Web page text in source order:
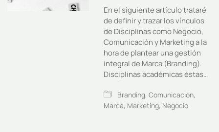
En el siguiente artículo trataré
de definir y trazar los vínculos
de Disciplinas como Negocio,
Comunicación y Marketing a la
hora de plantear una gestión
integral de Marca (Branding).
Disciplinas académicas éstas…
Branding,Comunicación,
Marca, Marketing, Negocio